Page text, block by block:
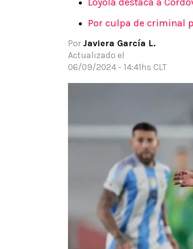
Pronósticos
Por culpa de criminal
Por Javiera García L.
Actualizado el
06/09/2024 - 14:41hs CLT